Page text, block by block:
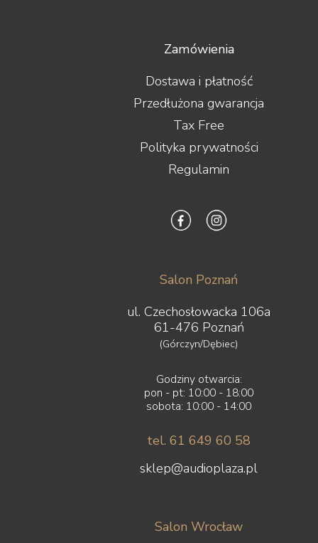
Zamówienia
Dostawa i płatność
Przedłużona gwarancja
Tax Free
Polityka prywatności
Regulamin
Salon Poznań
ul. Czechosłowacka 106a
61-476 Poznań
(Górczyn/Dębiec)
Godziny otwarcia:
pon - pt: 10:00 - 18:00
sobota: 10:00 - 14:00
tel. 61 649 60 58
sklep@audioplaza.pl
Salon Wrocław